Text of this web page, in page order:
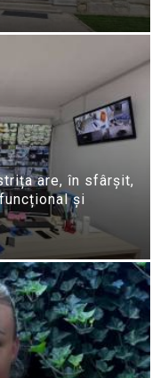
are, în sfârșit,
și